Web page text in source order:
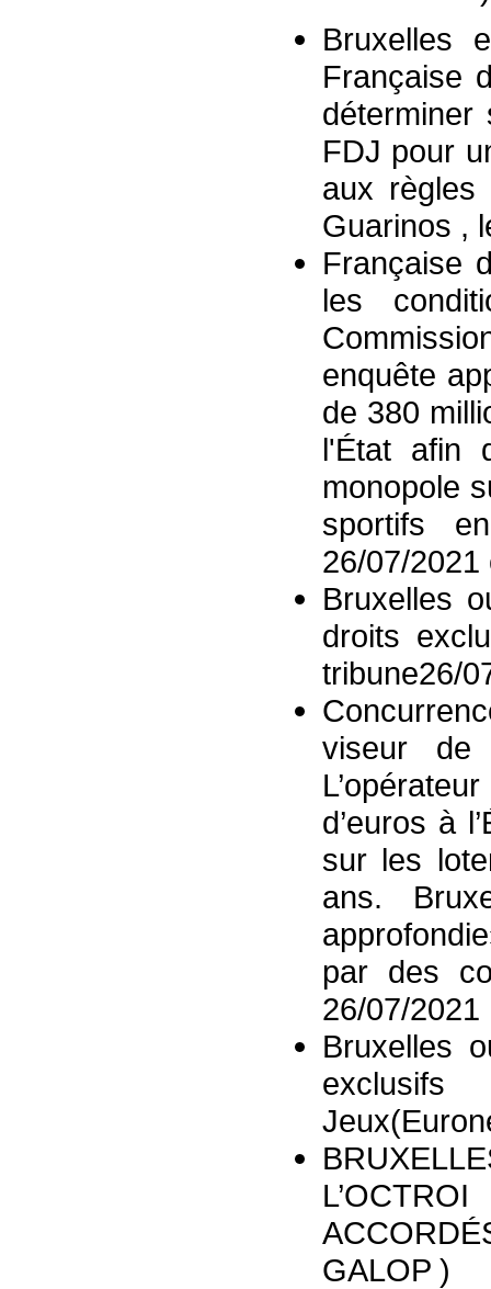
Bruxelles
Française
FDJ pour
aux règles
Guarinos ,
Française
les
enquête
de 380
l'État afin
monopole
sportifs
26/07/
Bruxelles
droits
tribune26/
viseur de
d’euros à
sur les
ans.
par des
26/07/2021
Bruxelles
GALOP )